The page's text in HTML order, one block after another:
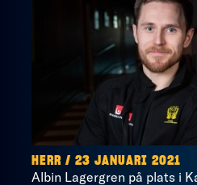
HERR / 23 JANUARI 2021
Albin Lagergren på plats i